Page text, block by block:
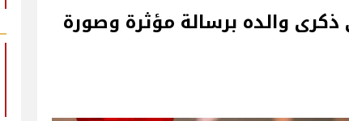
والده برسالة مؤثرة وصورة